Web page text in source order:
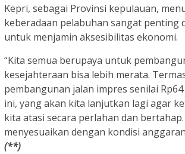
Kepri, sebagai Provinsi kepulauan,
keberadaan pelabuhan sangat penting
untuk menjamin aksesibilitas ekonomi.
“Kita semua berupaya untuk
kesejahteraan bisa lebih merata.
pembangunan jalan impres senilai
ini, yang akan kita lanjutkan lagi agar
kita atasi secara perlahan dan
menyesuaikan dengan kondisi
(**)